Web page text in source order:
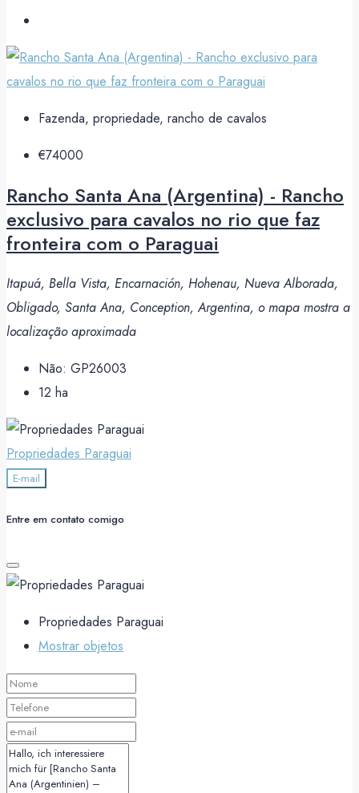
Fazenda, propriedade, rancho de cavalos
€74000
Rancho Santa Ana (Argentina) - Rancho
exclusivo para cavalos no rio que faz
fronteira com o Paraguai
Itapuá, Bella Vista, Encarnación, Hohenau, Nueva Alborada,
Obligado, Santa Ana, Conception, Argentina, o mapa mostra a
localização aproximada
Não: GP26003
12 ha
Propriedades Paraguai
E-mail
Entre em contato comigo
Propriedades Paraguai
Mostrar objetos